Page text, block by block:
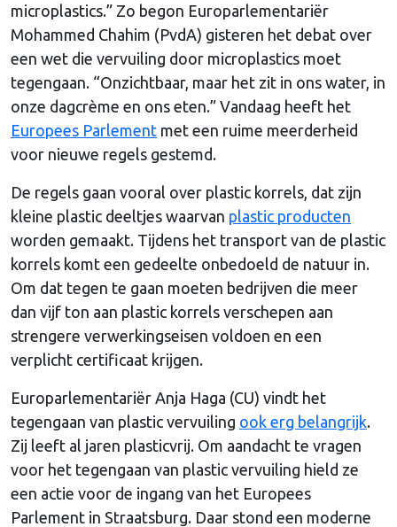
microplastics.” Zo begon Europarlementariër
Mohammed Chahim (PvdA) gisteren het debat over
een wet die vervuiling door microplastics moet
tegengaan. “Onzichtbaar, maar het zit in ons water, in
onze dagcrème en ons eten.” Vandaag heeft het
Europees Parlement met een ruime meerderheid
voor nieuwe regels gestemd.
De regels gaan vooral over plastic korrels, dat zijn
kleine plastic deeltjes waarvan plastic producten
worden gemaakt. Tijdens het transport van de plastic
korrels komt een gedeelte onbedoeld de natuur in.
Om dat tegen te gaan moeten bedrijven die meer
dan vijf ton aan plastic korrels verschepen aan
strengere verwerkingseisen voldoen en een
verplicht certificaat krijgen.
Europarlementariër Anja Haga (CU) vindt het
tegengaan van plastic vervuiling ook erg belangrijk.
Zij leeft al jaren plasticvrij. Om aandacht te vragen
voor het tegengaan van plastic vervuiling hield ze
een actie voor de ingang van het Europees
Parlement in Straatsburg. Daar stond een moderne